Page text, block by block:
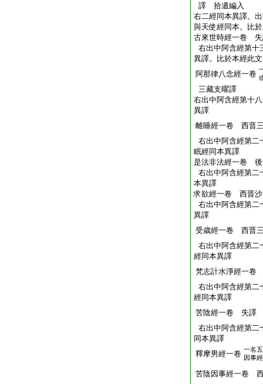
譯 拾遺編入
右二經同本異譯。
與天使經同本。比
古來世時經一卷
右出中阿含經第十
異譯。比於本經此
阿那律八念經一卷
三藏支曜譯
右出中阿含經第十
異譯
離睡經一卷 西晋
右出中阿含經第二
眠經同本異譯
是法非法經一卷 後
右出中阿含經第二
本異譯
求欲經一卷 西晋沙
右出中阿含經第二
異譯
受歳經一卷 西晋
右出中阿含經第二
經同本異譯
梵志計水淨經一
右出中阿含經第二
經同本異譯
苦陰經一卷 失譯
右出中阿含經第二
同本異譯
釋摩男經一卷 一名
因事經
苦陰因事經一卷